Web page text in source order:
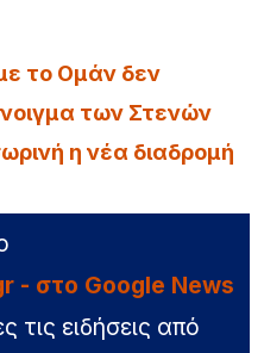
το Ομάν δεν
των Στενών
η νέα διαδρομή
- στο Google News
τις ειδήσεις από